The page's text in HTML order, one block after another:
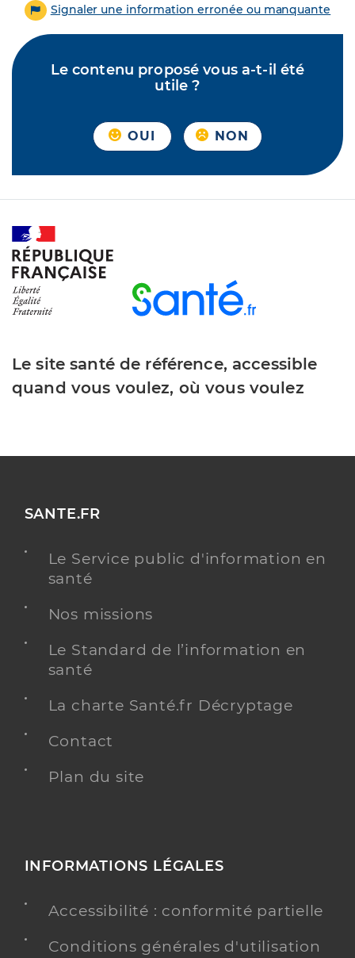
Signaler une information erronée ou manquante
Le contenu proposé vous a-t-il été
utile ?
OUI NON
Le site santé de référence, accessible
quand vous voulez, où vous voulez
SANTE.FR
Le Service public d'information en
santé
Nos missions
Le Standard de l’information en
santé
La charte Santé.fr Décryptage
Contact
Plan du site
INFORMATIONS LÉGALES
Accessibilité : conformité partielle
Conditions générales d'utilisation